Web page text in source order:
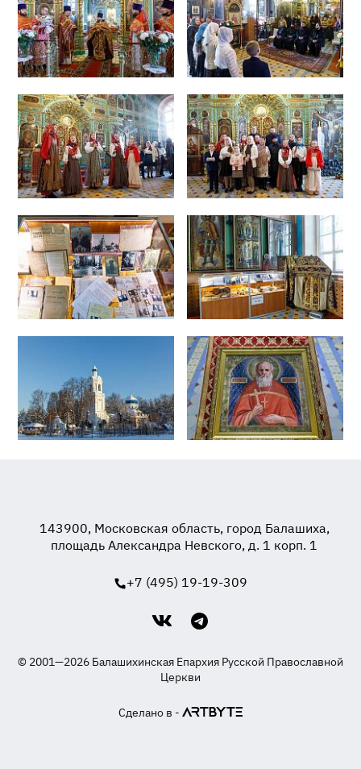
143900, Московская область, город Балашиха,
площадь Александра Невского, д. 1 корп. 1
+7 (495) 19-19-309
© 2001—2026 Балашихинская Епархия Русской Православной
Церкви
Сделано в -